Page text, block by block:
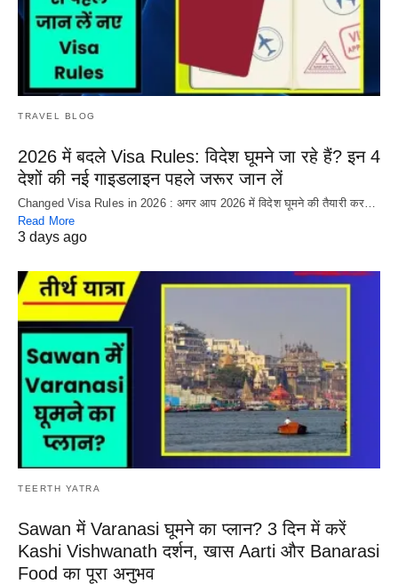
TRAVEL BLOG
2026 में बदले Visa Rules: विदेश घूमने जा रहे हैं? इन 4
देशों की नई गाइडलाइन पहले जरूर जान लें
Changed Visa Rules in 2026 : अगर आप 2026 में विदेश घूमने की तैयारी कर…
Read More
3 days ago
TEERTH YATRA
Sawan में Varanasi घूमने का प्लान? 3 दिन में करें
Kashi Vishwanath दर्शन, खास Aarti और Banarasi
Food का पूरा अनुभव